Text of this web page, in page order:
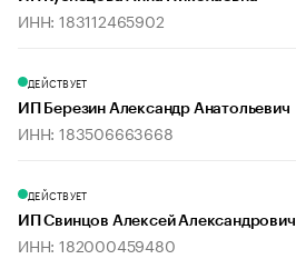
ИНН: 183112465902
ДЕЙСТВУЕТ
ИП Березин Александр Анатольевич
ИНН: 183506663668
ДЕЙСТВУЕТ
ИП Свинцов Алексей Александрович
ИНН: 182000459480